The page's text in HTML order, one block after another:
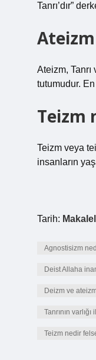
Tanrı’dır”
Ateizm, Tanrı
tutumudur. En
Teizm
Teizm veya
insanların
Tarih:
Agnostisizm
Deist Allaha
Deizm ve
Tanrının
Teizm nedir